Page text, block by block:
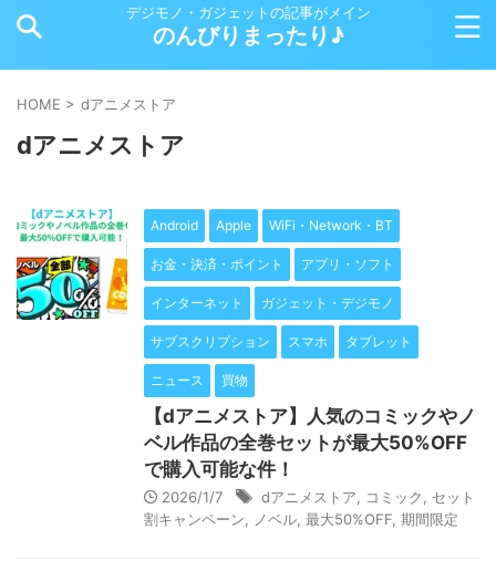
デジモノ・ガジェットの記事がメイン
のんびりまったり♪
HOME > dアニメストア
dアニメストア
Android Apple WiFi・Network・BT
お金・決済・ポイント アプリ・ソフト
インターネット ガジェット・デジモノ
サブスクリプション スマホ タブレット
ニュース 買物
【dアニメストア】人気のコミックやノ
ベル作品の全巻セットが最大50%OFF
で購入可能な件！
2026/1/7 dアニメストア コミック
セット
割キャンペーン
ノベル 最大50%OFF 期間限定